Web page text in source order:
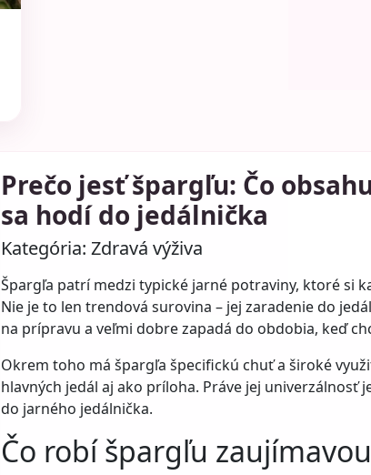
Prečo jesť špargľu: Čo
sa hodí do jedálnička
Kategória: Zdravá výživa
Špargľa patrí medzi typické jarné potraviny, ktoré si
Nie je to len trendová surovina – jej zaradenie do
na prípravu a veľmi dobre zapadá do obdobia, keď
Okrem toho má špargľa špecifickú chuť a široké
hlavných jedál aj ako príloha. Práve jej univerzálnosť
do jarného jedálnička.
Čo robí špargľu